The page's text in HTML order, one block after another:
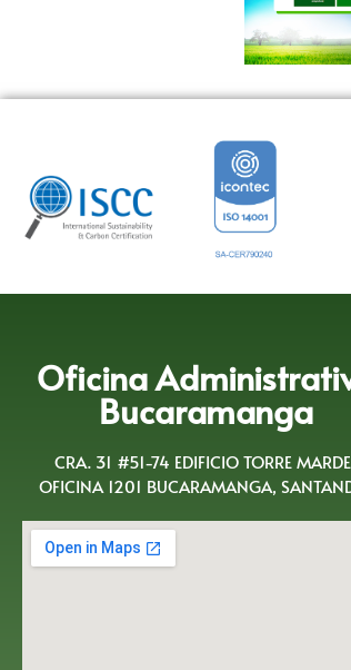
Oficina
Bucaramanga
CRA. 31 #51-74 EDIFICIO TORRE
OFICINA 1201 BUCARAMANGA,